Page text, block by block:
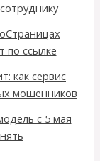
по ссылке
как сервис
мошенников
с 5 мая